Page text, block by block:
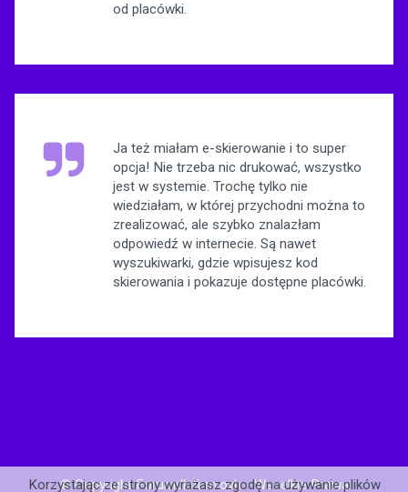
od placówki.
Ja też miałam e-skierowanie i to super
opcja! Nie trzeba nic drukować, wszystko
jest w systemie. Trochę tylko nie
wiedziałam, w której przychodni można to
zrealizować, ale szybko znalazłam
odpowiedź w internecie. Są nawet
wyszukiwarki, gdzie wpisujesz kod
skierowania i pokazuje dostępne placówki.
© Copyright Forumdlafirm.ovh - Wszelkie Prawa
Korzystając ze strony wyrażasz zgodę na używanie plików